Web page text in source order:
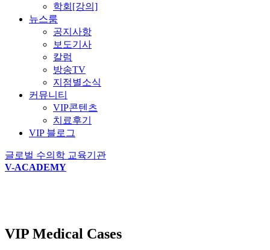
학회[강의]
뉴스룸
공지사항
보도기사
칼럼
방송TV
지점별소식
커뮤니티
VIP콘텐츠
치료후기
VIP 블로그
글로벌 수의학 교육기관
V-ACADEMY
VIP Medical Cases